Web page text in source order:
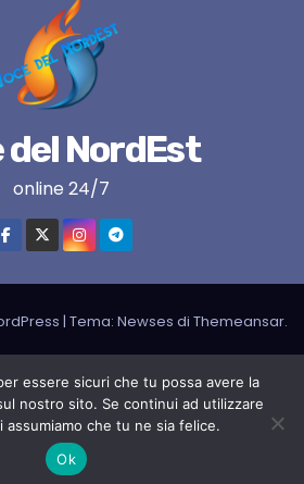
del NordEst
online 24/7
| Tema: Newses di Themeansar.
Il mio account
FURLAN – In collaborazione con A.S.F.
essere sicuri che tu possa avere la
nostro sito. Se continui ad utilizzare
che tu ne sia felice.
Ok